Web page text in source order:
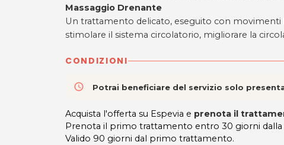
Massaggio Drenante
Un trattamento delicato, eseguito con
stimolare il sistema circolatorio, migliorare la
CONDIZIONI
access_time Potrai beneficiare del servizio solo
Acquista l'offerta su Espevia e prenota il
Prenota il primo trattamento entro 30 giorni dalla
Valido 90 giorni dal primo trattamento.